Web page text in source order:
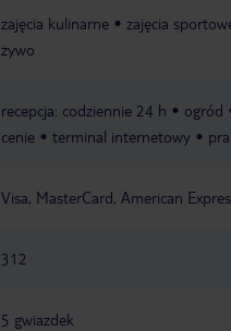
zajęcia kulinarne zajęcia
żywo
recepcja: codziennie 24 h ogród
cenie
terminal internetowy
Visa, MasterCard, American
312
5 gwiazdek